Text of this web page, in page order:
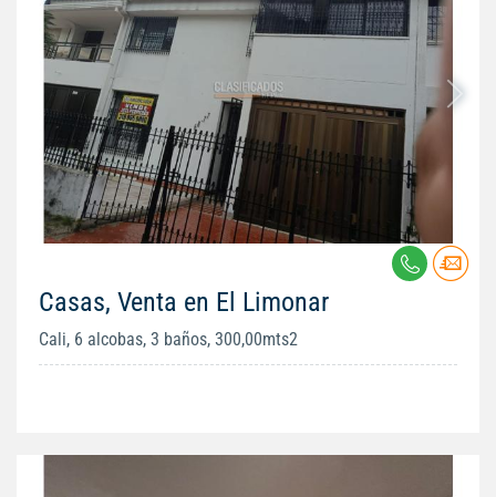
Casas, Venta en El Limonar
Cali, 6 alcobas, 3 baños, 300,00mts2